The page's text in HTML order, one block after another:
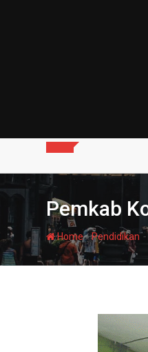
Pemkab
Home-Pendidikan-